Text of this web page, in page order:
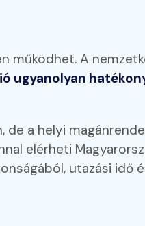
működhet. A
ugyanolyan
de a helyi
elérheti
utazási idő